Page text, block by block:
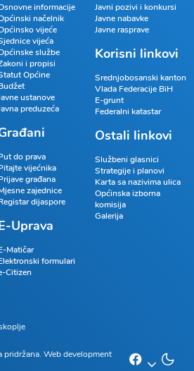
informacije
načelnik
vijeće
vijeća
službe
i propisi
Općine
ustanove
preduzeća
do prava
vijećnika
građana
zajednice
dijaspore
Uprava
Matičar
formulari
Citizen
Javni pozivi i konkursi
Javne nabavke
Javne rasprave
Korisni linkovi
Srednjobosanski kanton
Vlada Federacije BiH
E-grunt
Federalni katastar
Ostali linkovi
Službeni glasnici
Strategije i planovi
Karta sa nazivima ulica
Općinska izborna
komisija
Galerija
Web development